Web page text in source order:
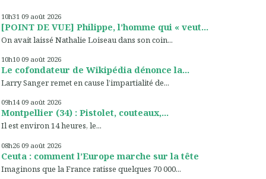
10h31 09 août 2026
[POINT DE VUE] Philippe, l’homme qui « veut...
On avait laissé Nathalie Loiseau dans son coin...
10h10 09 août 2026
Le cofondateur de Wikipédia dénonce la...
Larry Sanger remet en cause l’impartialité de...
09h14 09 août 2026
Montpellier (34) : Pistolet, couteaux,...
Il est environ 14 heures, le...
08h26 09 août 2026
Ceuta : comment l’Europe marche sur la tête
Imaginons que la France ratisse quelques 70 000...